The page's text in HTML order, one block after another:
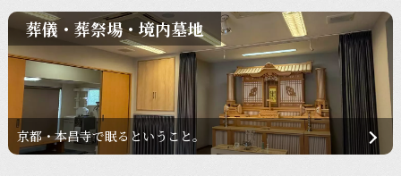
葬儀・葬祭場・境内墓地
京都・本昌寺で眠るということ。